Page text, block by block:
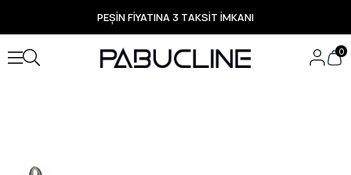
PEŞİN FİYATINA 3 TAKSİT İMKANI
TÜM ÜRÜNLERDE ÜCRETSİZ KARGO
Yeni Sezon Ürünlerde Özel Fırsatlar
Seçili Ürünlerde Hızlı Teslimat
0